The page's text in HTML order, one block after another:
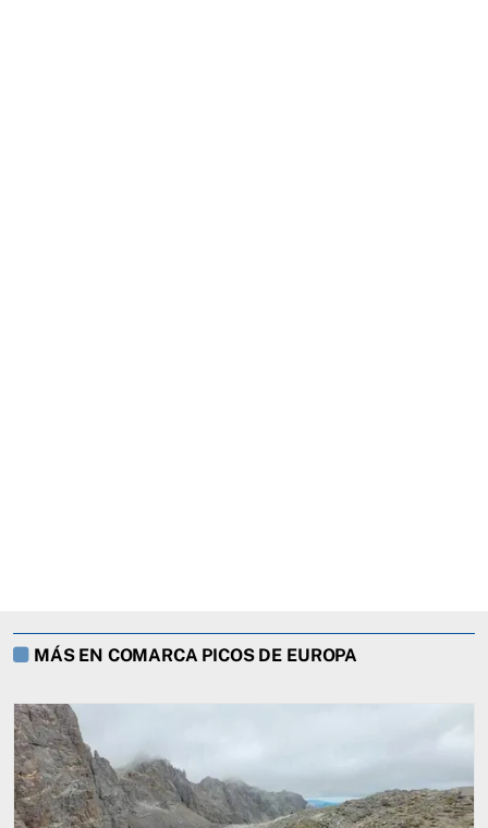
MÁS EN COMARCA PICOS DE EUROPA